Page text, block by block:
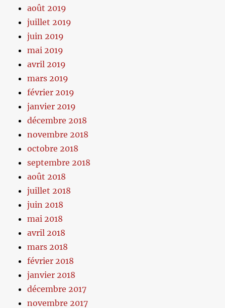
août 2019
juillet 2019
juin 2019
mai 2019
avril 2019
mars 2019
février 2019
janvier 2019
décembre 2018
novembre 2018
octobre 2018
septembre 2018
août 2018
juillet 2018
juin 2018
mai 2018
avril 2018
mars 2018
février 2018
janvier 2018
décembre 2017
novembre 2017